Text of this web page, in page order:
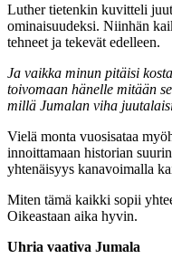
Luther tietenkin kuvitteli
ominaisuudeksi. Niinhän
tehneet ja tekevät edelleen.
Ja vaikka minun pitäisi
toivomaan hänelle mitään
millä Jumalan viha
Vielä monta vuosisataa
innoittamaan historian
yhtenäisyys kanavoimalla
Miten tämä kaikki sopii
Oikeastaan aika hyvin.
Uhria vaativa Jumala